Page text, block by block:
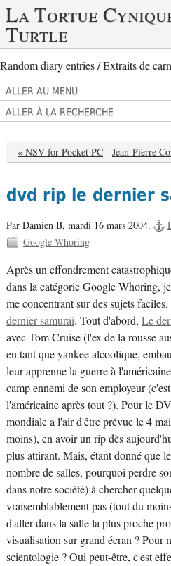
La Tortue
Turtle
Random diary entries / Extraits de
ALLER AU MENU
ALLER À LA RECHERCHE
« NSV for Pocket PC - Jean-Pierre
dvd rip le dernier
Par Damien B, mardi 16 mars 2004.
Google Whoring
Après un effondrement
dans la catégorie Google Whoring,
me concentrant sur des sujets
dernier samurai. Tout d'abord, Le
avec Tom Cruise (l'ex de la rousse
en tant que yankee alcoolique,
leur apprenne la guerre à
camp ennemi de son employeur
l'américaine après tout ?). Pour le
mondiale a l'air d'être prévue le 4
moins), en avoir un rip dès
plus attirant. Mais, étant donné que
nombre de salles, pourquoi perdre
dans notre société) à chercher
vraisemblablement pas (tout du
d'aller dans la salle la plus proche
visualisation sur grand écran ? Pour
scientologie ? Oui peut-être, c'est